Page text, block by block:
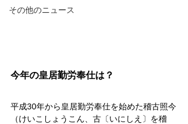
その他のニュース
今年の皇居勤労奉仕は？
平成30年から皇居勤労奉仕を始めた稽古照今
（けいこしょうこん、古〔いにしえ〕を稽